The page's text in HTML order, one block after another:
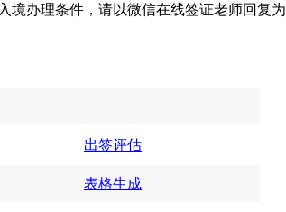
境办理条件，请以微信在线签证老师回复为
出签评估
表格生成